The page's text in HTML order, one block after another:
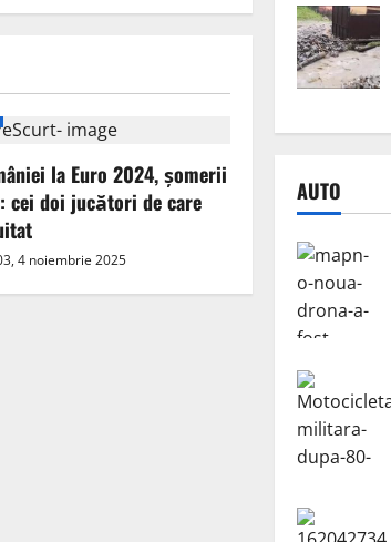
la Euro 2024, șomerii
cei doi jucători de care
4 noiembrie 2025
AUTO